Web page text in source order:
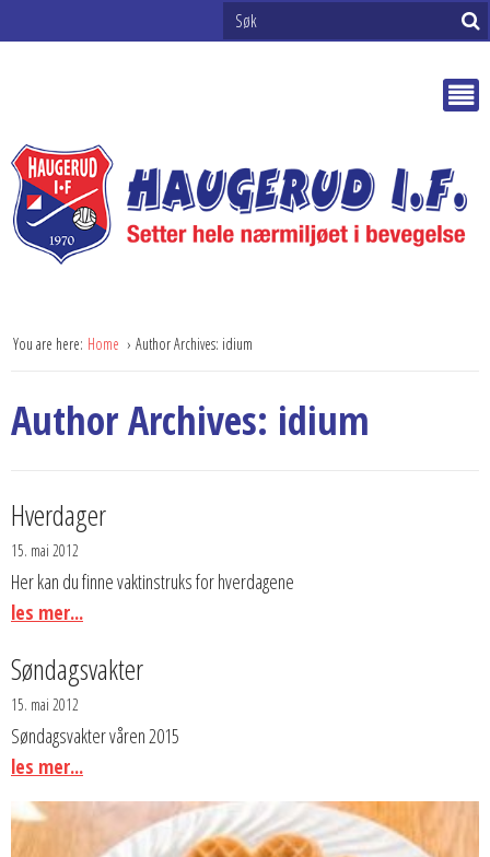
You are here: Home Author Archives: idium
Author Archives: idium
Hverdager
15. mai 2012
Her kan du finne vaktinstruks for hverdagene
les mer...
Søndagsvakter
15. mai 2012
Søndagsvakter våren 2015
les mer...